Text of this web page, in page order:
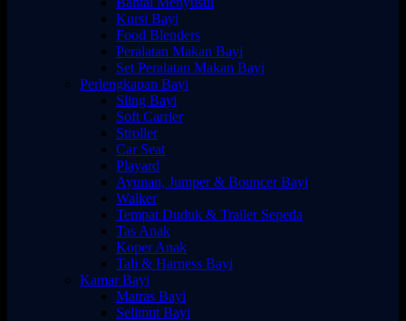
Kursi Bayi
Food Blenders
Peralatan Makan Bayi
Set Peralatan Makan Bayi
Perlengkapan Bayi
Sling Bayi
Soft Carrier
Stroller
Car Seat
Playard
Ayunan, Jumper & Bouncer Bayi
Walker
Tempat Duduk & Trailer Sepeda
Tas Anak
Koper Anak
Tali & Harness Bayi
Kamar Bayi
Matras Bayi
Selimut Bayi